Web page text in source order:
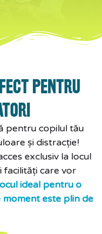
PENTRU
pentru copilul tău
și distracție!
exclusiv la locul
facilități care vor
ideal pentru o
este plin de